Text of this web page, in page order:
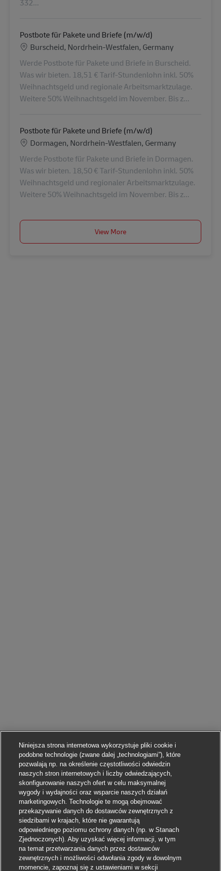
332...
Postbote für Pakete und Briefe (m/w/d)
Lokalizacja
Burscheid, Nordrhein-Westfalen, Germany
Werde Postbote für Pakete und Briefe in Burscheid.
Was wir bieten. 18,51 € Tarif-Stundenlohn inkl. 50%
Weihnachtsgeld und regionale Arbeitsmarktzulage.
Weitere 50% Weihnachtsgeld im November. Bis z...
Postbote für Pakete und Briefe (m/w/d)
Lokalizacja
Dormagen, Nordrhein-Westfalen, Germany
Werde Postbote für Pakete und Briefe in Dormagen.
Was wir bieten. 18,50 € Tarif-Stundenlohn inkl. 50%
Weihnachtsgeld und regionaler Arbeitsmarktzulage.
Weitere 50% Weihnachtsgeld im November. Bis z...
View More
Niniejsza strona internetowa wykorzystuje pliki cookie i
podobne technologie (zwane dalej „technologiami”), które
pozwalają np. na określenie częstotliwości odwiedzin
naszych stron internetowych i liczby odwiedzających,
skonfigurowanie naszych ofert w celu maksymalnej
wygody i wydajności oraz wsparcie naszych działań
marketingowych. Technologie te mogą obejmować
przekazywanie danych do dostawców zewnętrznych z
siedzibami w krajach, które nie gwarantują
odpowiedniego poziomu ochrony danych (np. w Stanach
Zjednoczonych). Aby uzyskać więcej informacji, w tym
na temat przetwarzania danych przez dostawców
zewnętrznych i możliwości odwołania zgody w dowolnym
momencie, zapoznaj się z ustawieniami w sekcji